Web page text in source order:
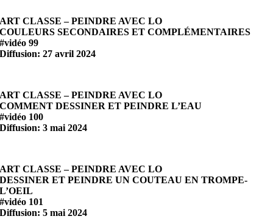
ART CLASSE – PEINDRE AVEC LO
COULEURS SECONDAIRES ET COMPLÉMENTAIRES
#vidéo 99
Diffusion: 27 avril 2024
ART CLASSE – PEINDRE AVEC LO
COMMENT DESSINER ET PEINDRE L’EAU
#vidéo 100
Diffusion: 3 mai 2024
ART CLASSE – PEINDRE AVEC LO
DESSINER ET PEINDRE UN COUTEAU EN TROMPE-
L’OEIL
#vidéo 101
Diffusion: 5 mai 2024